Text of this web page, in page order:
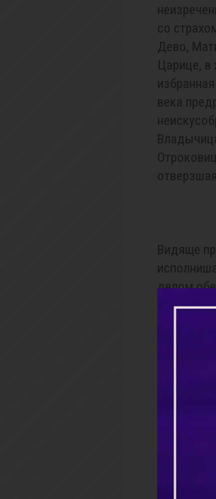
со
Дево,
Царице, в
века
отверзшая.
Видяще
делом
многия,